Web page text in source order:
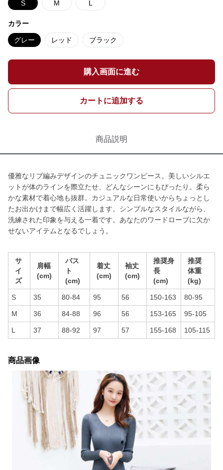
S M L
カラー
グレー レッド ブラック
購入画面に進む
カートに追加する
商品説明
優雅なリブ編みデザインのチュニックワンピース。美しいシルエ
ットが体のラインを際立たせ、どんなシーンにもぴったり。柔ら
かな素材で着心地も抜群。カジュアルな日常使いからちょっとし
たお出かけまで幅広く活躍します。シンプルなスタイルながら、
洗練された印象を与える一着です。あなたのワードローブに欠か
せないアイテムとなるでしょう。
サ
イ
ズ
肩幅
(cm)
バス
ト
(cm)
着丈
(cm)
袖丈
(cm)
推奨身
長
(cm)
推奨
体重
(kg)
S 35 80-84 95 56 150-163 80-95
M 36 84-88 96 56 153-165 95-105
L 37 88-92 97 57 155-168 105-115
商品画像